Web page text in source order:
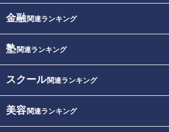
金融関連ランキング
塾関連ランキング
スクール関連ランキング
美容関連ランキング